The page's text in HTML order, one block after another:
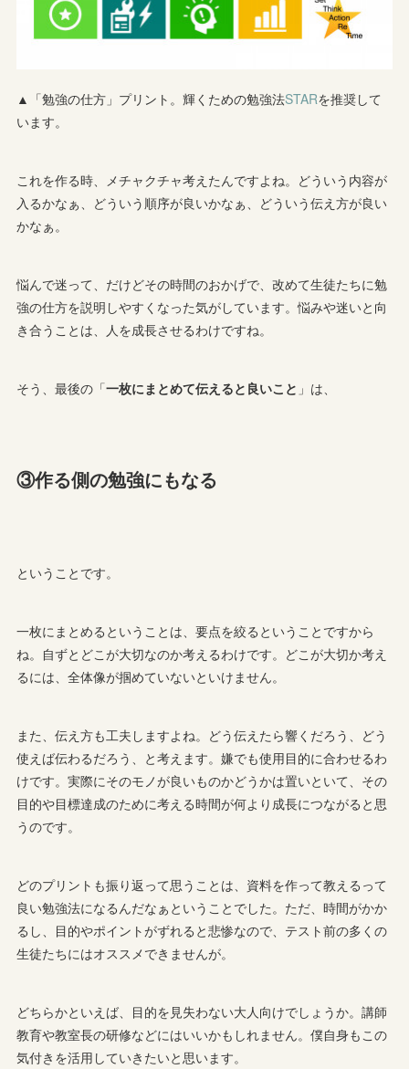
▲「勉強の仕方」プリント。輝くための勉強法STARを推奨して
います。
これを作る時、メチャクチャ考えたんですよね。どういう内容が
入るかなぁ、どういう順序が良いかなぁ、どういう伝え方が良い
かなぁ。
悩んで迷って、だけどその時間のおかげで、改めて生徒たちに勉
強の仕方を説明しやすくなった気がしています。悩みや迷いと向
き合うことは、人を成長させるわけですね。
そう、最後の「一枚にまとめて伝えると良いこと 」は、
③作る側の勉強にもなる
ということです。
一枚にまとめるということは、要点を絞るということですから
ね。自ずとどこが大切なのか考えるわけです。どこが大切か考え
るには、全体像が掴めていないといけません。
また、伝え方も工夫しますよね。どう伝えたら響くだろう、どう
使えば伝わるだろう、と考えます。嫌でも使用目的に合わせるわ
けです。実際にそのモノが良いものかどうかは置いといて、その
目的や目標達成のために考える時間が何より成長につながると思
うのです。
どのプリントも振り返って思うことは、資料を作って教えるって
良い勉強法になるんだなぁということでした。ただ、時間がかか
るし、目的やポイントがずれると悲惨なので、テスト前の多くの
生徒たちにはオススメできませんが。
どちらかといえば、目的を見失わない大人向けでしょうか。講師
教育や教室長の研修などにはいいかもしれません。僕自身もこの
気付きを活用していきたいと思います。